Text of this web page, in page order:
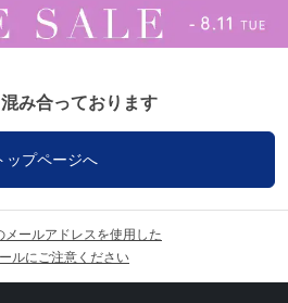
み合っております
ップページへ
メールアドレスを使用した
ルにご注意ください